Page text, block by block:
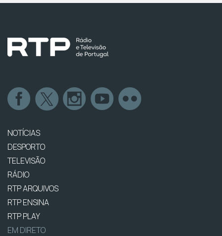
NOTÍCIAS
DESPORTO
TELEVISÃO
RÁDIO
RTP ARQUIVOS
RTP ENSINA
RTP PLAY
EM DIRETO